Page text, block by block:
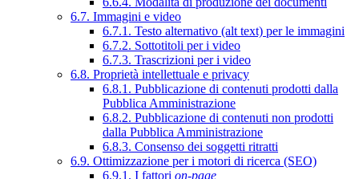
6.7. Immagini e video
6.7.1. Testo alternativo (alt text) per le immagini
6.7.2. Sottotitoli per i video
6.7.3. Trascrizioni per i video
6.8. Proprietà intellettuale e privacy
6.8.1. Pubblicazione di contenuti prodotti dalla
Pubblica Amministrazione
6.8.2. Pubblicazione di contenuti non prodotti
dalla Pubblica Amministrazione
6.8.3. Consenso dei soggetti ritratti
6.9. Ottimizzazione per i motori di ricerca (SEO)
6.9.1. I fattori on-page